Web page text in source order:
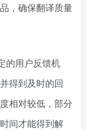
，确保翻译质量
的用户反馈机
得到及时的回
相对较低，部分
间才能得到解